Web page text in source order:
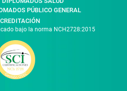
PÚBLICO GENERAL
bajo la norma NCH2728:2015